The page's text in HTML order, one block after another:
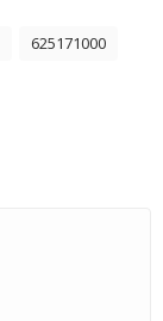
625171000